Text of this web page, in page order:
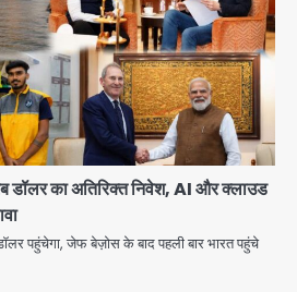
डॉलर का अतिरिक्त निवेश, AI और क्लाउड
पहुंचेगा, जेफ बेज़ोस के बाद पहली बार भारत पहुंचे